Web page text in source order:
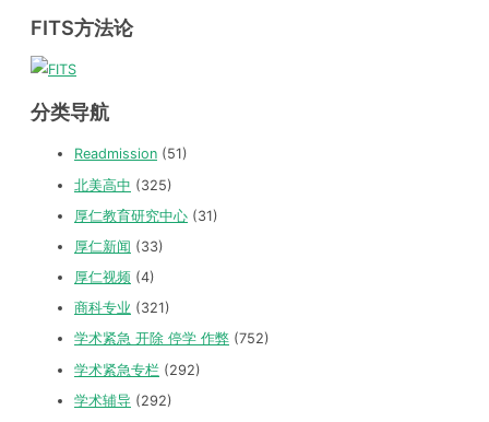
FITS方法论
分类导航
Readmission (51)
北美高中 (325)
厚仁教育研究中心 (31)
厚仁新闻 (33)
厚仁视频 (4)
商科专业 (321)
学术紧急 开除 停学 作弊 (752)
学术紧急专栏 (292)
学术辅导 (292)